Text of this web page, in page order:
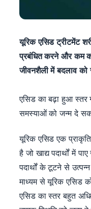
यूरिक एसिड ट्रीटमेंट
प्रबंधित करने और कम
जीवनशैली में बदलाव को
एसिड का बढ़ा हुआ स्तर
समस्याओं को जन्म दे
यूरिक एसिड एक
है जो खाद्य पदार्थों में
पदार्थों के टूटने से
माध्यम से यूरिक एसिड
एसिड का स्तर बहुत